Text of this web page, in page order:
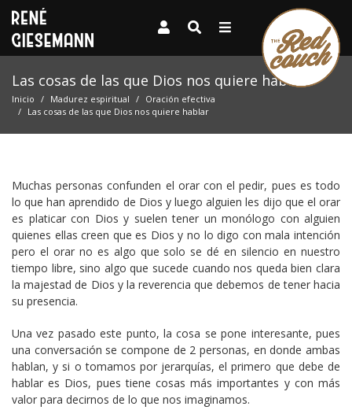
Las cosas de las que Dios nos quiere hablar
Inicio Madurez espiritual
Oración efectiva
Las cosas de las que Dios nos quiere hablar
Muchas personas confunden el orar con el pedir, pues es todo
lo que han aprendido de Dios y luego alguien les dijo que el orar
es platicar con Dios y suelen tener un monólogo con alguien
quienes ellas creen que es Dios y no lo digo con mala intención
pero el orar no es algo que solo se dé en silencio en nuestro
tiempo libre, sino algo que sucede cuando nos queda bien clara
la majestad de Dios y la reverencia que debemos de tener hacia
su presencia.
Una vez pasado este punto, la cosa se pone interesante, pues
una conversación se compone de 2 personas, en donde ambas
hablan, y si o tomamos por jerarquías, el primero que debe de
hablar es Dios, pues tiene cosas más importantes y con más
valor para decirnos de lo que nos imaginamos.